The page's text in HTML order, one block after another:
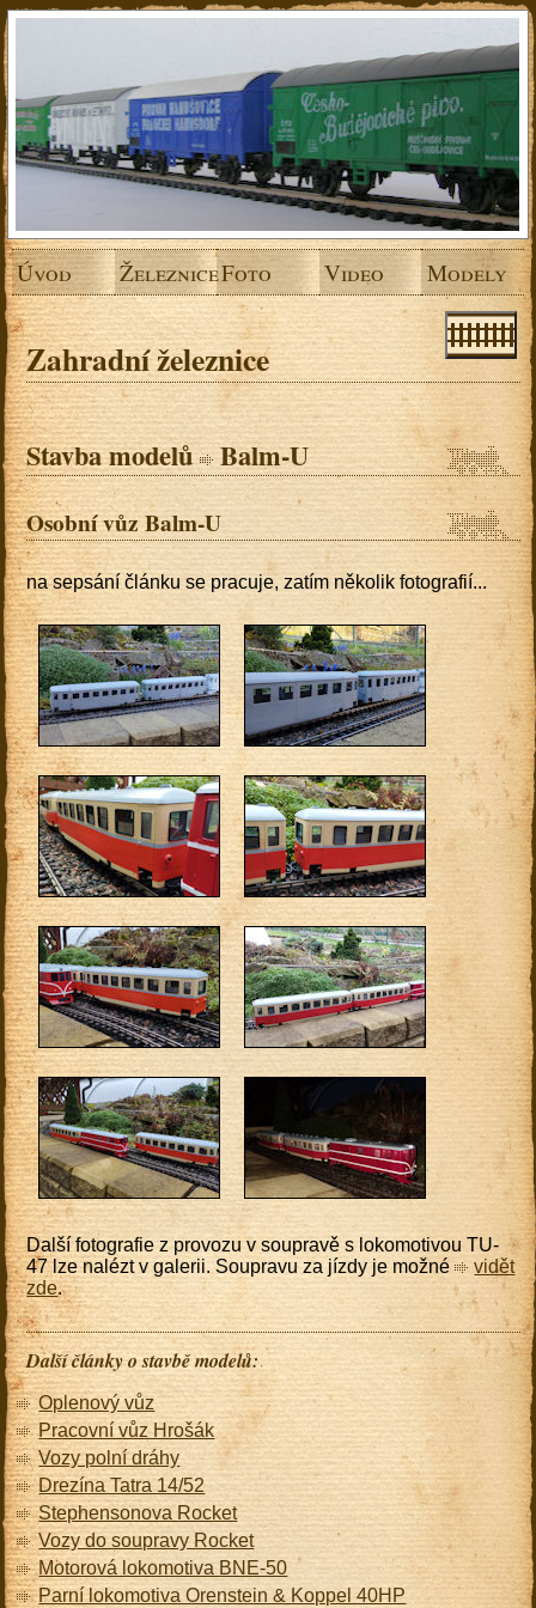
Úvod ŽelezniceFoto Video Modely
Zahradní železnice
Stavba modelů Balm-U
Osobní vůz Balm-U
na sepsání článku se pracuje, zatím několik fotografií...
Další fotografie z provozu v soupravě s lokomotivou TU-
47 lze nalézt v galerii. Soupravu za jízdy je možné
vidět
zde.
Další články o stavbě modelů:
Oplenový vůz
Pracovní vůz Hrošák
Vozy polní dráhy
Drezína Tatra 14/52
Stephensonova Rocket
Vozy do soupravy Rocket
Motorová lokomotiva BNE-50
Parní lokomotiva Orenstein & Koppel 40HP